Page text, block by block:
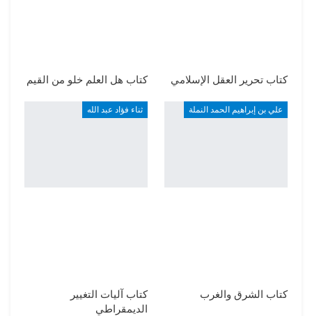
كتاب تحرير العقل الإسلامي كتاب هل العلم خلو من القيم
علي بن إبراهيم الحمد النملة
كتاب الشرق والغرب
ثناء فؤاد عبد الله
كتاب آليات التغيير
الديمقراطي